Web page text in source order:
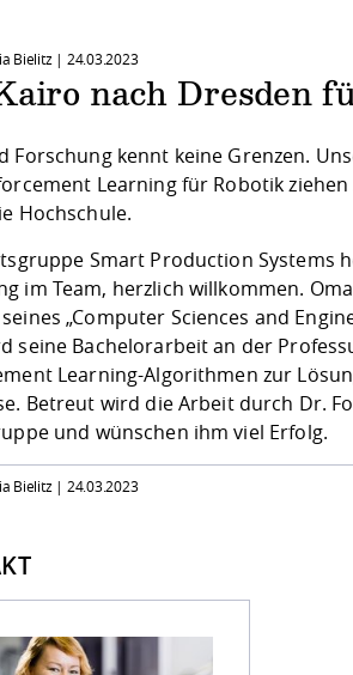
Bielitz | 24.03.2023
nach Dresden
Forschung kennt keine Grenzen.
Learning für Robotik
Hochschule.
Smart Production Systems
im Team, herzlich willkommen.
„Computer Sciences and
seine Bachelorarbeit an der
Learning-Algorithmen zur
Betreut wird die Arbeit durch Dr.
und wünschen ihm viel Erfolg.
Bielitz | 24.03.2023